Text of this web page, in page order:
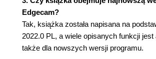
Interfejs użytkownika
Wygląd interfejsu użytkownika
Pasek szybkiego dostępu
Dostosuj wstążkę
Narzędzia Aplikacje
Edgecam?
Tak, książka została napisana na
2022.0 PL, a wiele opisanych funkcji
także dla nowszych wersji programu.